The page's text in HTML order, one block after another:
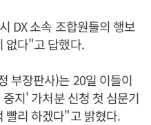
DX 소속 조합원들의 행보
없다"고 답했다.
부장판사)는 20일 이들이
지' 가처분 신청 첫 심문기
빨리 하겠다"고 밝혔다.